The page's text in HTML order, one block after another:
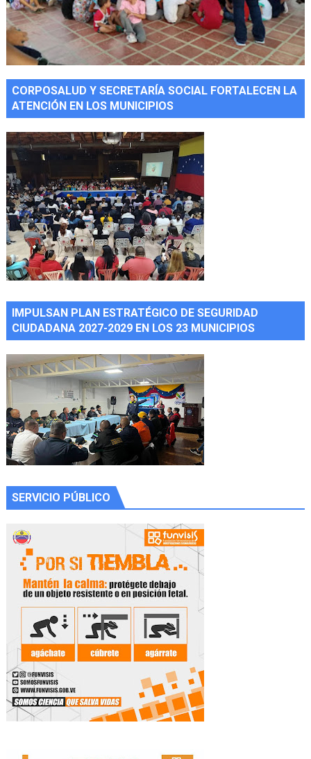
CORPOSALUD Y SECRETARÍA SOCIAL FORTALECEN LA
ATENCIÓN EN LOS MUNICIPIOS
IMPULSAN PLAN ESTRATÉGICO DE SEGURIDAD
CIUDADANA 2027-2029 EN LOS 23 MUNICIPIOS
SERVICIO PÚBLICO